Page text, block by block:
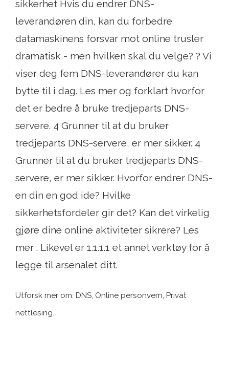
sikkerhet Hvis du endrer DNS-
leverandøren din, kan du forbedre
datamaskinens forsvar mot online trusler
dramatisk - men hvilken skal du velge? ? Vi
viser deg fem DNS-leverandører du kan
bytte til i dag. Les mer og forklart hvorfor
det er bedre å bruke tredjeparts DNS-
servere. 4 Grunner til at du bruker
tredjeparts DNS-servere, er mer sikker. 4
Grunner til at du bruker tredjeparts DNS-
servere, er mer sikker. Hvorfor endrer DNS-
en din en god ide? Hvilke
sikkerhetsfordeler gir det? Kan det virkelig
gjøre dine online aktiviteter sikrere? Les
mer . Likevel er 1.1.1.1 et annet verktøy for å
legge til arsenalet ditt.
Utforsk mer om: DNS, Online personvern, Privat
nettlesing.